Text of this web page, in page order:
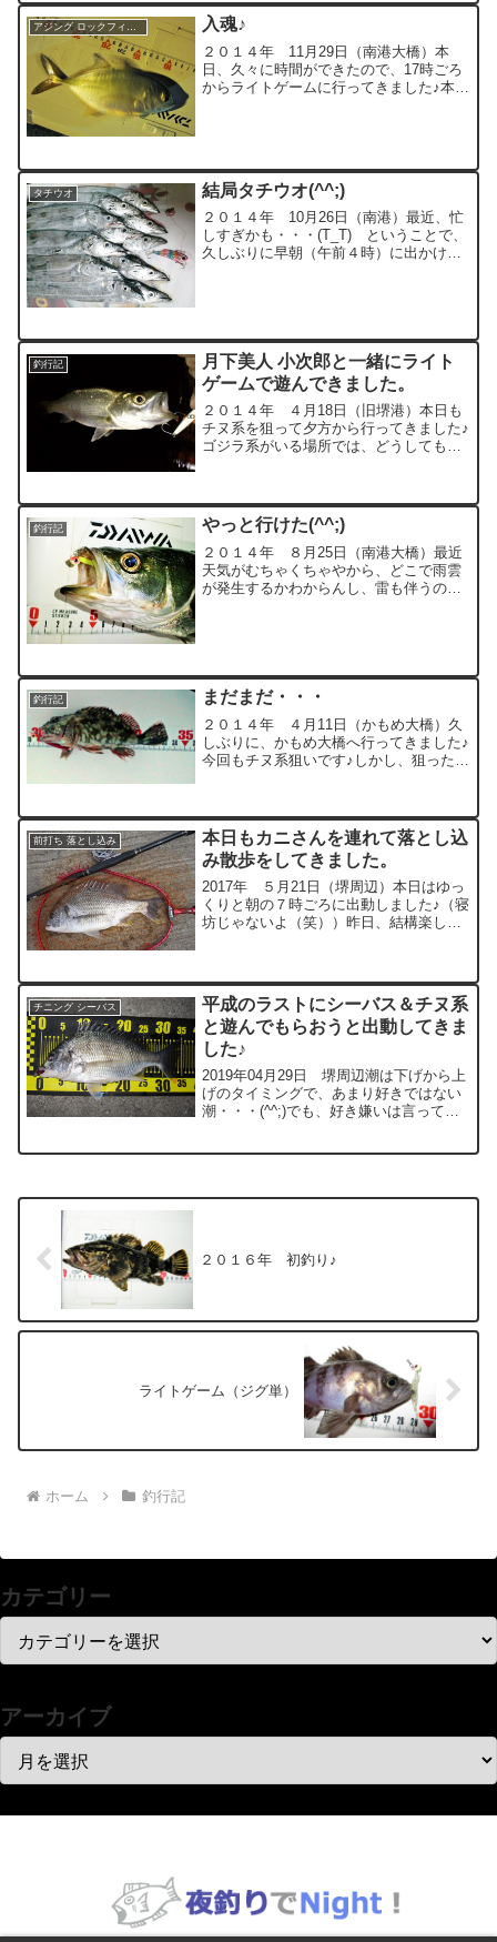
ったと情報をもら...
アジング ロックフィッシュ 入魂♪
２０１４年 11月29日（南港大橋）本
日、久々に時間ができたので、17時ごろ
からライトゲームに行ってきました♪本日
タチウオ 結局タチウオ(^^;)
２０１４年 10月26日（南港）最近、忙
しすぎかも・・・(T_T) ということで、
久しぶりに早朝（午前４時）に出かけよ
釣行記
月下美人 小次郎と一緒にライト
ゲームで遊んできました。
２０１４年 ４月18日（旧堺港）本日も
チヌ系を狙って夕方から行ってきました♪
ゴジラ系がいる場所では、どうしてもジ
ヌ系・・・どうしたものか、釣れん！
バイトさえもしてくれ...
釣行記 やっと行けた(^^;)
２０１４年 ８月25日（南港大橋）最近
天気がむちゃくちゃやから、どこで雨雲
が発生するかわからんし、雷も伴うの
釣行記 まだまだ・・・
２０１４年 ４月11日（かもめ大橋）久
しぶりに、かもめ大橋へ行ってきました♪
今回もチヌ系狙いです♪しかし、狙っただ
ど・・・(T_T)潮が悪いというか、腕が悪
いと...
前打ち 落とし込み
本日もカニさんを連れて落とし込
み散歩をしてきました。
2017年 ５月21日（堺周辺）本日はゆっ
くりと朝の７時ごろに出動しました♪（寝
坊じゃないよ（笑））昨日、結構楽しか
し込み）微妙...
チニング シーバス
平成のラストにシーバス＆チヌ系
と遊んでもらおうと出動してきま
した♪
2019年04月29日 堺周辺潮は下げから上
げのタイミングで、あまり好きではない
潮・・・(^^;)でも、好き嫌いは言ってい
２０１６年 初釣り♪
ライトゲーム（ジグ単）
ホーム 釣行記
カテゴリー
アーカイブ